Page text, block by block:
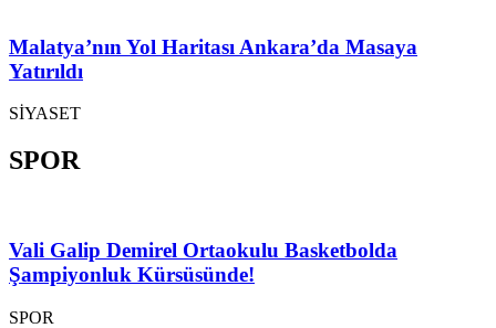
Malatya’nın Yol Haritası Ankara’da Masaya
Yatırıldı
SİYASET
SPOR
Vali Galip Demirel Ortaokulu Basketbolda
Şampiyonluk Kürsüsünde!
SPOR